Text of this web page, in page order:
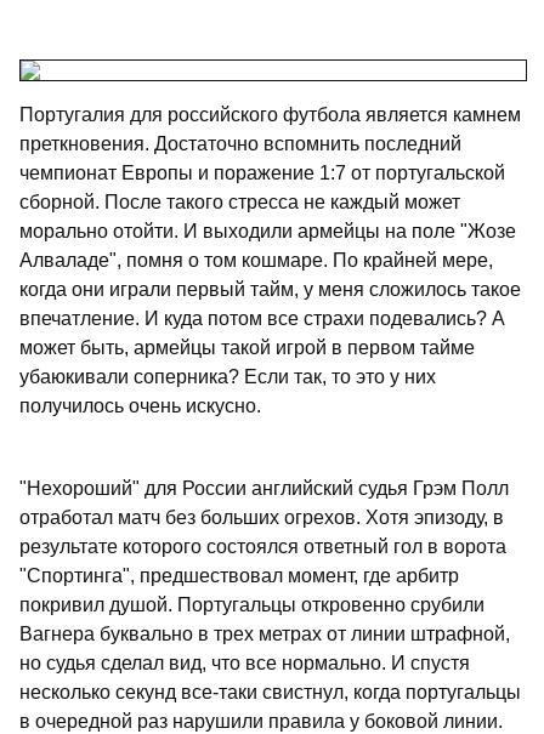
Португалия для российского футбола является камнем
преткновения. Достаточно вспомнить последний
чемпионат Европы и поражение 1:7 от португальской
сборной. После такого стресса не каждый может
морально отойти. И выходили армейцы на поле "Жозе
Алваладе", помня о том кошмаре. По крайней мере,
когда они играли первый тайм, у меня сложилось такое
впечатление. И куда потом все страхи подевались? А
может быть, армейцы такой игрой в первом тайме
убаюкивали соперника? Если так, то это у них
получилось очень искусно.
"Нехороший" для России английский судья Грэм Полл
отработал матч без больших огрехов. Хотя эпизоду, в
результате которого состоялся ответный гол в ворота
"Спортинга", предшествовал момент, где арбитр
покривил душой. Португальцы откровенно срубили
Вагнера буквально в трех метрах от линии штрафной,
но судья сделал вид, что все нормально. И спустя
несколько секунд все-таки свистнул, когда португальцы
в очередной раз нарушили правила у боковой линии.